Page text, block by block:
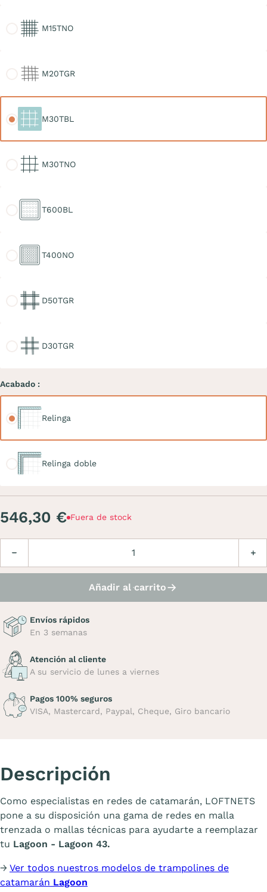
M15TNO
M20TGR
M30TBL
M30TNO
T600BL
T400NO
D50TGR
D30TGR
Acabado :
Relinga
Relinga doble
546,30 € Fuera de stock
Añadir al carrito
Envíos rápidos
En 3 semanas
Atención al cliente
A su servicio de lunes a viernes
Pagos 100% seguros
VISA, Mastercard, Paypal, Cheque, Giro bancario
Descripción
Como especialistas en redes de catamarán, LOFTNETS
pone a su disposición una gama de redes en malla
trenzada o mallas técnicas para ayudarte a reemplazar
tu Lagoon - Lagoon 43.
→ Ver todos nuestros modelos de trampolines de
catamarán Lagoon